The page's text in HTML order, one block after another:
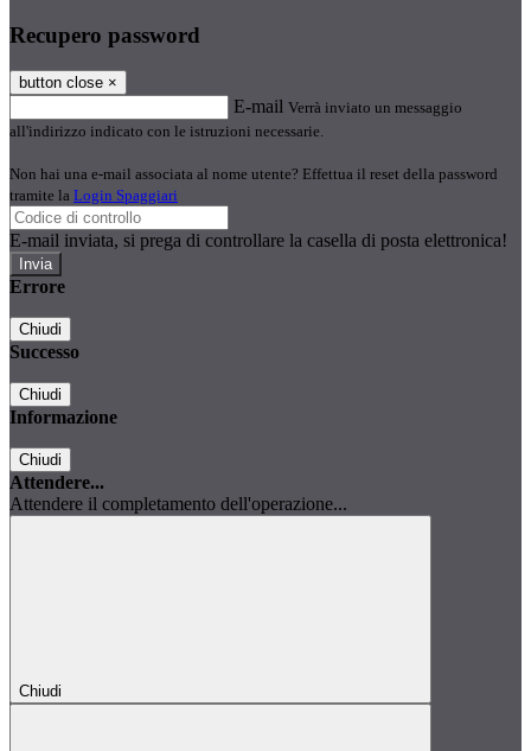
Recupero password
button close ×
E-mail Verrà inviato un messaggio
all'indirizzo indicato con le istruzioni necessarie.
Non hai una e-mail associata al nome utente? Effettua il reset della password
tramite la Login Spaggiari
E-mail inviata, si prega di controllare la casella di posta elettronica!
Errore
Chiudi
Successo
Chiudi
Informazione
Chiudi
Attendere...
Attendere il completamento dell'operazione...
Chiudi